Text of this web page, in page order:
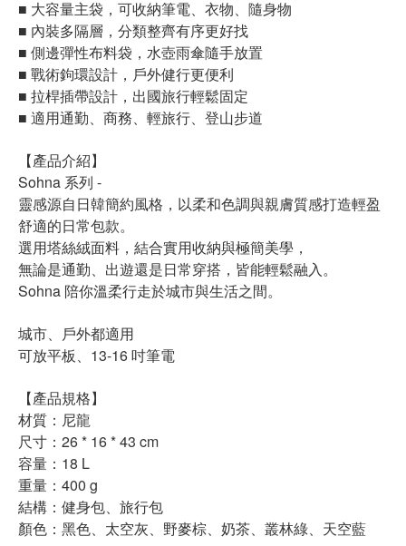
■ 大容量主袋，可收納筆電、衣物、隨身物
■ 內裝多隔層，分類整齊有序更好找
■ 側邊彈性布料袋，水壺雨傘隨手放置
■ 戰術鉤環設計，戶外健行更便利
■ 拉桿插帶設計，出國旅行輕鬆固定
■ 適用通勤、商務、輕旅行、登山步道
【產品介紹】
Sohna 系列 -
靈感源自日韓簡約風格，以柔和色調與親膚質感打造輕盈
舒適的日常包款。
選用塔絲絨面料，結合實用收納與極簡美學，
無論是通勤、出遊還是日常穿搭，皆能輕鬆融入。
Sohna 陪你溫柔行走於城市與生活之間。
城市、戶外都適用
可放平板、13-16 吋筆電
【產品規格】
材質：尼龍
尺寸：26 * 16 * 43 cm
容量：18 L
重量：400 g
結構：健身包、旅行包
顏色：黑色、太空灰、野麥棕、奶茶、叢林綠、天空藍